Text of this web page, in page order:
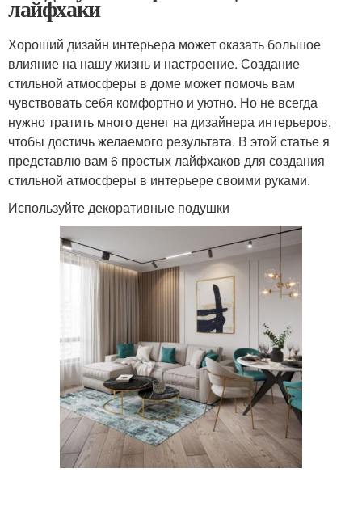
лайфхаки
Хороший дизайн интерьера может оказать большое
влияние на нашу жизнь и настроение. Создание
стильной атмосферы в доме может помочь вам
чувствовать себя комфортно и уютно. Но не всегда
нужно тратить много денег на дизайнера интерьеров,
чтобы достичь желаемого результата. В этой статье я
представлю вам 6 простых лайфхаков для создания
стильной атмосферы в интерьере своими руками.
Используйте декоративные подушки